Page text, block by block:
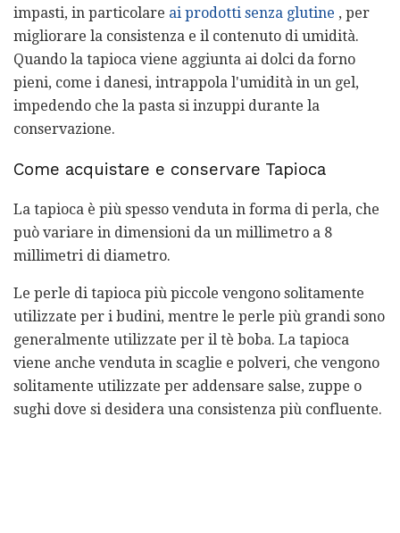
impasti, in particolare ai prodotti senza glutine , per
migliorare la consistenza e il contenuto di umidità.
Quando la tapioca viene aggiunta ai dolci da forno
pieni, come i danesi, intrappola l'umidità in un gel,
impedendo che la pasta si inzuppi durante la
conservazione.
Come acquistare e conservare Tapioca
La tapioca è più spesso venduta in forma di perla, che
può variare in dimensioni da un millimetro a 8
millimetri di diametro.
Le perle di tapioca più piccole vengono solitamente
utilizzate per i budini, mentre le perle più grandi sono
generalmente utilizzate per il tè boba. La tapioca
viene anche venduta in scaglie e polveri, che vengono
solitamente utilizzate per addensare salse, zuppe o
sughi dove si desidera una consistenza più confluente.